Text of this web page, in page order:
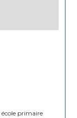
école primaire